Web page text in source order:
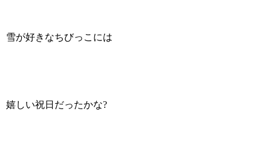
雪が好きなちびっこには
嬉しい祝日だったかな?